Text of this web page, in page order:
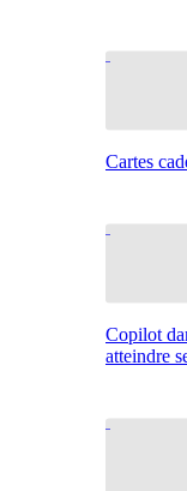
Cartes
Copilot
atteindre